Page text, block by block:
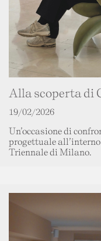
Alla scoperta
19/02/2026
Un’occasione di
progettuale
Triennale di Milano.